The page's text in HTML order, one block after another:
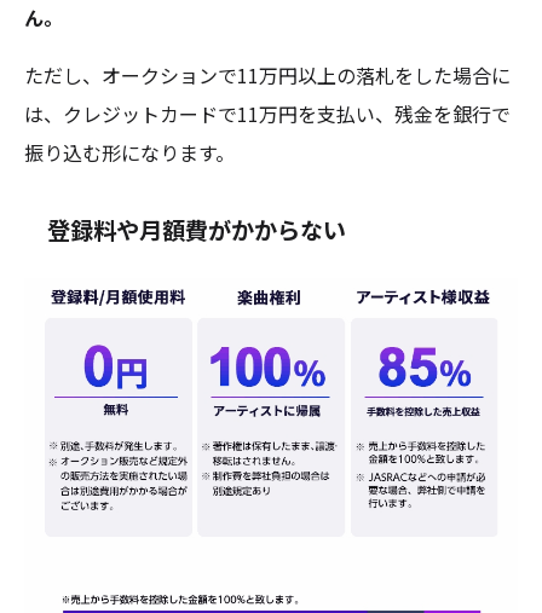
ん。
ただし、オークションで11万円以上の落札をした場合に
は、クレジットカードで11万円を支払い、残金を銀行で
振り込む形になります。
登録料や月額費がかからない